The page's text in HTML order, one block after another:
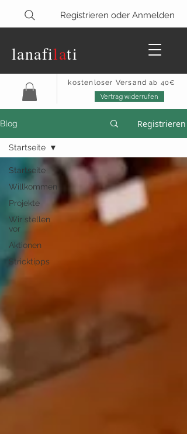
lanafilati
kostenloser Versandab 40€
Registrieren oder Anmelden
Vertrag widerrufen
Blog Registrieren
Startseite
Willkommen
Projekte
Wir stellen
vor
Aktionen
Stricktipps
Startseite